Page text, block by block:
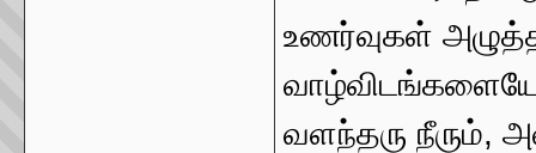
உணர்வுகள்
வாழ்விடங்களையே
வளந்தரு நீரும்,